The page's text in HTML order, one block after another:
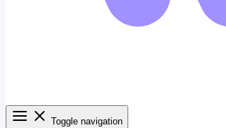
Toggle navigation